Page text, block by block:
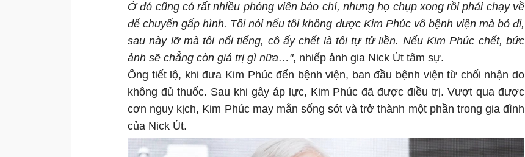
Ở đó cũng có rất nhiều phóng viên báo chí, nhưng họ chụp xong rồi phải chạy về
để chuyển gấp hình. Tôi nói nếu tôi không được Kim Phúc vô bệnh viện mà bỏ đi,
sau này lỡ mà tôi nổi tiếng, cô ấy chết là tôi tự tử liền. Nếu Kim Phúc chết, bức
ảnh sẽ chẳng còn giá trị gì nữa…", nhiếp ảnh gia Nick Út tâm sự.
Ông tiết lộ, khi đưa Kim Phúc đến bệnh viện, ban đầu bệnh viện từ chối nhận do
không đủ thuốc. Sau khi gây áp lực, Kim Phúc đã được điều trị. Vượt qua được
cơn nguy kịch, Kim Phúc may mắn sống sót và trở thành một phần trong gia đình
của Nick Út.